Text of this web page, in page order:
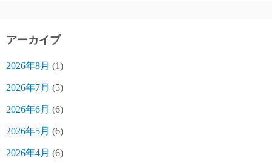
アーカイブ
2026年8月 (1)
2026年7月 (5)
2026年6月 (6)
2026年5月 (6)
2026年4月 (6)